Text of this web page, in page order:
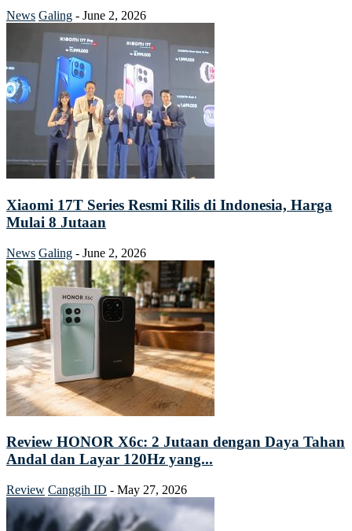
News Galing - June 2, 2026
Xiaomi 17T Series Resmi Rilis di Indonesia, Harga
Mulai 8 Jutaan
News Galing - June 2, 2026
Review HONOR X6c: 2 Jutaan dengan Daya Tahan
Andal dan Layar 120Hz yang...
Review Canggih ID - May 27, 2026